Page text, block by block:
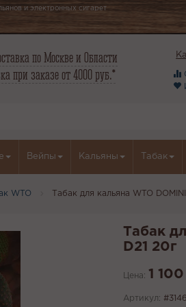
и электронных сигарет
по Москве и Области
при заказе от 4000 руб.*
Вейпы Кальяны Табак
WTO Табак для кальяна WTO
Табак
D21 20г
Цена: 1
Артикул: